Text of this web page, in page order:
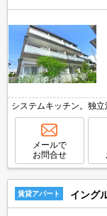
システムキッチン。独
ス・トイレ別。セブン
要(初回月額総額100%
メールで
お問合せ
賃貸アパート イング